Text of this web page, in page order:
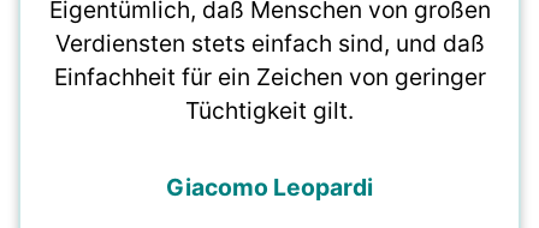
Eigentümlich, daß Menschen von großen
Verdiensten stets einfach sind, und daß
Einfachheit für ein Zeichen von geringer
Tüchtigkeit gilt.
Giacomo Leopardi